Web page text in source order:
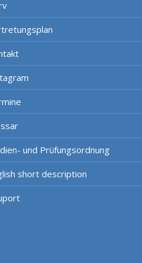
und Prüfungsordnung
short description